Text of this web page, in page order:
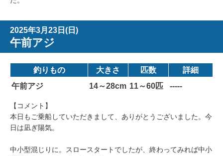
2025年3月23日(日)
午前アジ
釣りもの 大きさ 匹数
詳細
午前アジ
14～28cm 11～60匹 -----
【コメント】
本日もご乗船していただきまして、ありがとうございました。今
日は凪ぎ陽気。
中小型混じりに。スロースタートでしたが、終わってみれば中小